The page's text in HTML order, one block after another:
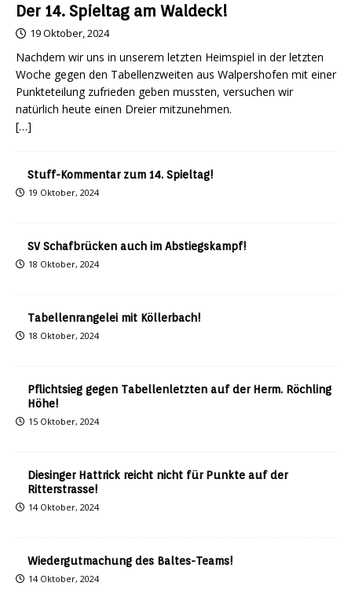
Der 14. Spieltag am Waldeck!
19 Oktober, 2024
Nachdem wir uns in unserem letzten Heimspiel in der letzten
Woche gegen den Tabellenzweiten aus Walpershofen mit einer
Punkteteilung zufrieden geben mussten, versuchen wir
natürlich heute einen Dreier mitzunehmen.
[…]
Stuff-Kommentar zum 14. Spieltag!
19 Oktober, 2024
SV Schafbrücken auch im Abstiegskampf!
18 Oktober, 2024
Tabellenrangelei mit Köllerbach!
18 Oktober, 2024
Pflichtsieg gegen Tabellenletzten auf der Herm. Röchling
Höhe!
15 Oktober, 2024
Diesinger Hattrick reicht nicht für Punkte auf der
Ritterstrasse!
14 Oktober, 2024
Wiedergutmachung des Baltes-Teams!
14 Oktober, 2024